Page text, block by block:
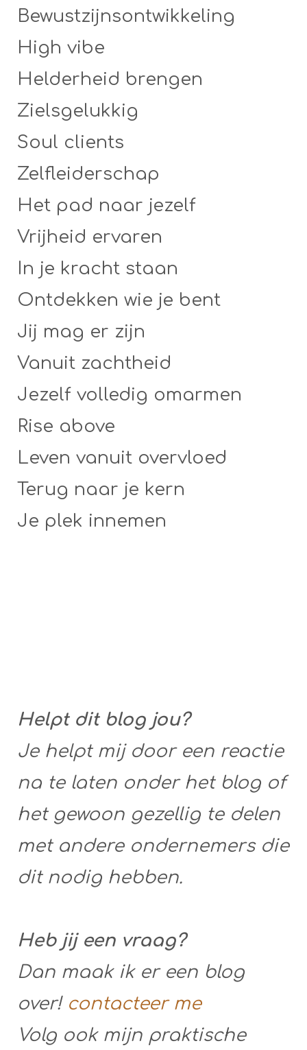
Bewustzijnsontwikkeling
High vibe
Helderheid brengen
Zielsgelukkig
Soul clients
Zelfleiderschap
Het pad naar jezelf
Vrijheid ervaren
In je kracht staan
Ontdekken wie je bent
Jij mag er zijn
Vanuit zachtheid
Jezelf volledig omarmen
Rise above
Leven vanuit overvloed
Terug naar je kern
Je plek innemen
Helpt dit blog jou?
Je helpt mij door een reactie
na te laten onder het blog of
het gewoon gezellig te delen
met andere ondernemers die
dit nodig hebben.
Heb jij een vraag?
Dan maak ik er een blog
over! contacteer me
Volg ook mijn praktische